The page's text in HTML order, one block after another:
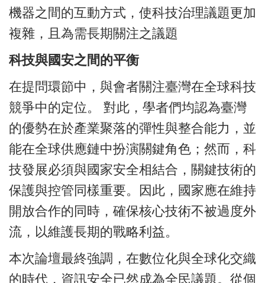
機器之間的互動方式，使科技治理議題更加
複雜，且為需長期關注之議題
科技與國安之間的平衡
在提問環節中，與會者關注臺灣在全球科技
競爭中的定位。 對此，學者們均認為臺灣
的優勢在於產業聚落的彈性與整合能力，並
能在全球供應鏈中扮演關鍵角色；然而，科
技發展必須與國家安全相結合，關鍵技術的
保護與控管同樣重要。因此，國家應在維持
開放合作的同時，確保核心技術不被過度外
流，以維護長期的戰略利益。
本次論壇最終強調，在數位化與全球化交織
的時代，資訊安全已然成為全民議題。從個